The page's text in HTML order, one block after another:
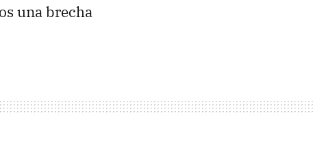
una brecha